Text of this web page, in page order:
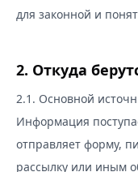
для законной и
2. Откуда
2.1. Основной
Информация
отправляет форму,
рассылку или иным